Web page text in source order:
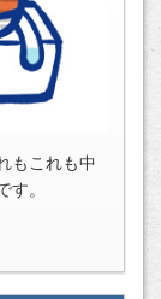
もこれも中
。